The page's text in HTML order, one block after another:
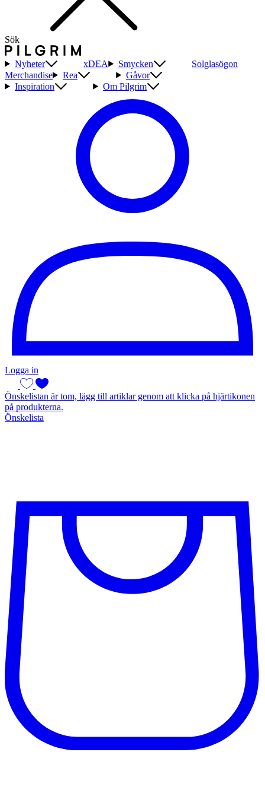
Sök
Nyheter xDEA Smycken
Solglasögon
Merchandise
Rea
Gåvor
Inspiration
Om Pilgrim
Logga in
Önskelistan är tom, lägg till artiklar genom att klicka på hjärtikonen
på produkterna.
Önskelista